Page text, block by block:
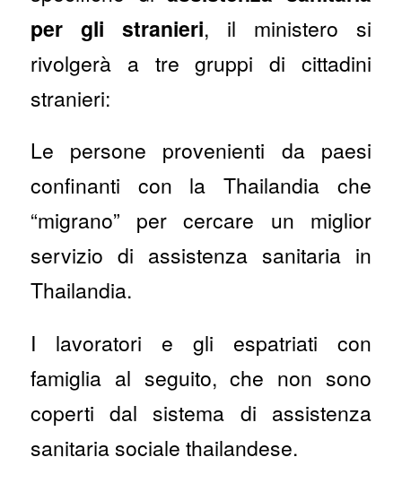
per gli stranieri, il ministero si
rivolgerà a tre gruppi di cittadini
stranieri:
Le persone provenienti da paesi
confinanti con la Thailandia che
“migrano” per cercare un miglior
servizio di assistenza sanitaria in
Thailandia.
I lavoratori e gli espatriati con
famiglia al seguito, che non sono
coperti dal sistema di assistenza
sanitaria sociale thailandese.